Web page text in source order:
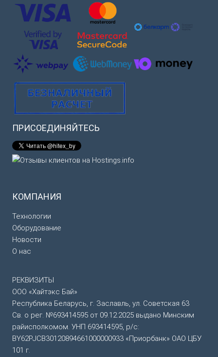
ПРИСОЕДИНЯЙТЕСЬ
КОМПАНИЯ
Технологии
Оборудование
Новости
О нас
РЕКВИЗИТЫ
ООО «Хайтэкс Бай»
Республика Беларусь, г. Заславль, ул. Советская 63
Св. о рег. №693414595 от 09.12.2025 выдано Минским
райисполкомом. УНП 693414595, р/с:
BY62PJCB30120894661000000933 «Приорбанк» ОАО ЦБУ
101 г.